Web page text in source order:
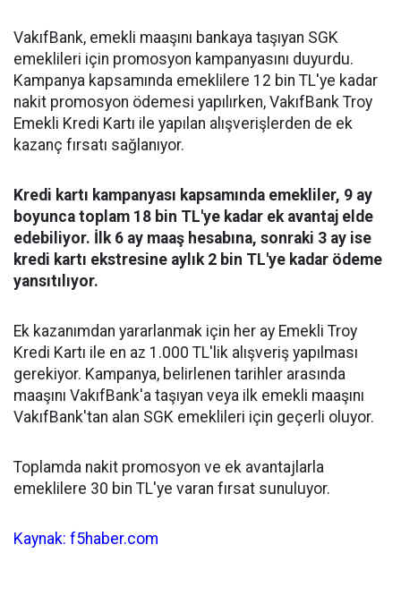
VakıfBank, emekli maaşını bankaya taşıyan SGK
emeklileri için promosyon kampanyasını duyurdu.
Kampanya kapsamında emeklilere 12 bin TL'ye kadar
nakit promosyon ödemesi yapılırken, VakıfBank Troy
Emekli Kredi Kartı ile yapılan alışverişlerden de ek
kazanç fırsatı sağlanıyor.
Kredi kartı kampanyası kapsamında emekliler, 9 ay
boyunca toplam 18 bin TL'ye kadar ek avantaj elde
edebiliyor. İlk 6 ay maaş hesabına, sonraki 3 ay ise
kredi kartı ekstresine aylık 2 bin TL'ye kadar ödeme
yansıtılıyor.
Ek kazanımdan yararlanmak için her ay Emekli Troy
Kredi Kartı ile en az 1.000 TL'lik alışveriş yapılması
gerekiyor. Kampanya, belirlenen tarihler arasında
maaşını VakıfBank'a taşıyan veya ilk emekli maaşını
VakıfBank'tan alan SGK emeklileri için geçerli oluyor.
Toplamda nakit promosyon ve ek avantajlarla
emeklilere 30 bin TL'ye varan fırsat sunuluyor.
Kaynak: f5haber.com